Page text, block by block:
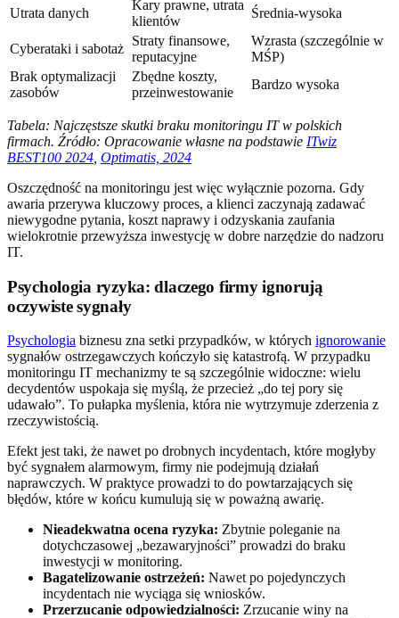
Utrata danych
Kary prawne, utrata
klientów
Średnia-wysoka
Cyberataki i sabotaż
Straty finansowe,
reputacyjne
Wzrasta (szczególnie w
MŚP)
Brak optymalizacji
zasobów
Zbędne koszty,
przeinwestowanie
Bardzo wysoka
Tabela: Najczęstsze skutki braku monitoringu IT w polskich
firmach. Źródło: Opracowanie własne na podstawie ITwiz
BEST100 2024 Optimatis, 2024
Oszczędność na monitoringu jest więc wyłącznie pozorna. Gdy
awaria przerywa kluczowy proces, a klienci zaczynają zadawać
niewygodne pytania, koszt naprawy i odzyskania zaufania
wielokrotnie przewyższa inwestycję w dobre narzędzie do nadzoru
IT.
Psychologia ryzyka: dlaczego firmy ignorują
oczywiste sygnały
Psychologia biznesu zna setki przypadków, w których ignorowanie
sygnałów ostrzegawczych kończyło się katastrofą. W przypadku
monitoringu IT mechanizmy te są szczególnie widoczne: wielu
decydentów uspokaja się myślą, że przecież „do tej pory się
udawało”. To pułapka myślenia, która nie wytrzymuje zderzenia z
rzeczywistością.
Efekt jest taki, że nawet po drobnych incydentach, które mogłyby
być sygnałem alarmowym, firmy nie podejmują działań
naprawczych. W praktyce prowadzi to do powtarzających się
błędów, które w końcu kumulują się w poważną awarię.
Nieadekwatna ocena ryzyka: Zbytnie poleganie na
dotychczasowej „bezawaryjności” prowadzi do braku
inwestycji w monitoring.
Bagatelizowanie ostrzeżeń: Nawet po pojedynczych
incydentach nie wyciąga się wniosków.
Przerzucanie odpowiedzialności: Zrzucanie winy na